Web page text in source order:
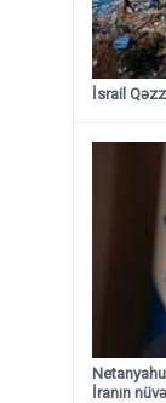
İsrail
İranın